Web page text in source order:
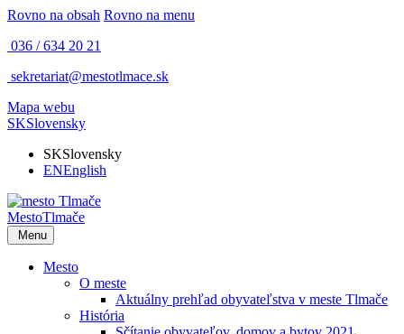
Rovno na obsah Rovno na menu
036 / 634 20 21
sekretariat@mestotlmace.sk
Mapa webu
SKSlovensky
SKSlovensky
ENEnglish
MestoTlmače
Menu
Mesto
O meste
Aktuálny prehľad obyvateľstva v meste Tlmače
História